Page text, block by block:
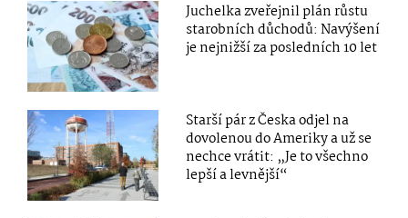
Juchelka zveřejnil plán růstu
starobních důchodů: Navýšení
je nejnižší za posledních 10 let
Starší pár z Česka odjel na
dovolenou do Ameriky a už se
nechce vrátit: „Je to všechno
lepší a levnější“